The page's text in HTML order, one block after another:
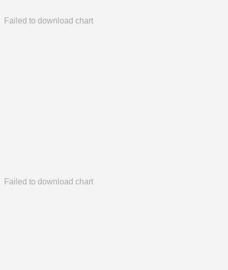
Failed to download chart
Failed to download chart